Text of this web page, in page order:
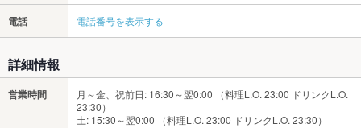
電話 電話番号を表示する
詳細情報
営業時間
月～金、祝前日: 16:30～翌0:00 （料理L.O. 23:00 ドリンクL.O.
23:30）
土: 15:30～翌0:00 （料理L.O. 23:00 ドリンクL.O. 23:30）